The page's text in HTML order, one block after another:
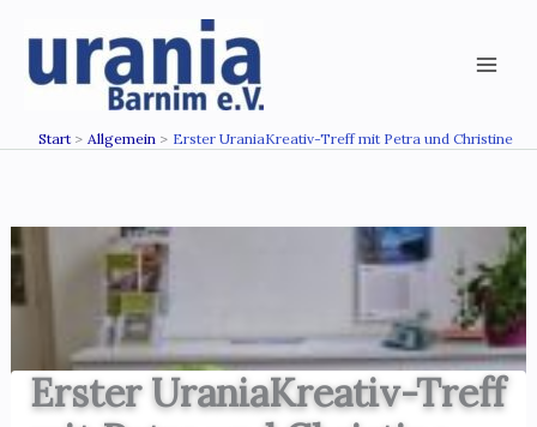
Inhalt
springen
Start Allgemein Erster UraniaKreativ-Treff mit Petra und Christine
Erster UraniaKreativ-Treff